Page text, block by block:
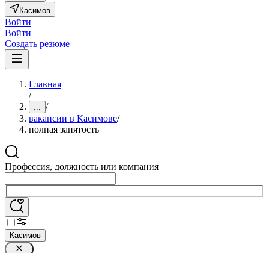
Касимов
Войти
Войти
Создать резюме
Главная
/
... /
вакансии в Касимове/
полная занятость
Профессия, должность или компания
Касимов